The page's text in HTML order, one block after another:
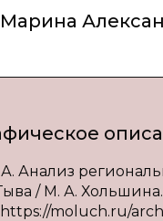
Анализ
/ М. А.
moluch.ru/